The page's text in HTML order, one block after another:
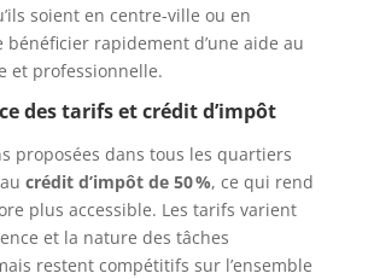
soient en centre-ville ou en
rapidement d’une aide au
et professionnelle.
des tarifs et crédit d’impôt
proposées dans tous les quartiers
crédit d’impôt de 50 %, ce qui rend
plus accessible. Les tarifs varient
et la nature des tâches
restent compétitifs sur l’ensemble